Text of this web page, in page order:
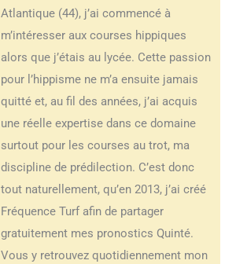
Atlantique (44), j’ai commencé à
m’intéresser aux courses hippiques
alors que j’étais au lycée. Cette passion
pour l’hippisme ne m’a ensuite jamais
quitté et, au fil des années, j’ai acquis
une réelle expertise dans ce domaine
surtout pour les courses au trot, ma
discipline de prédilection. C’est donc
tout naturellement, qu’en 2013, j’ai créé
Fréquence Turf afin de partager
gratuitement mes pronostics Quinté.
Vous y retrouvez quotidiennement mon